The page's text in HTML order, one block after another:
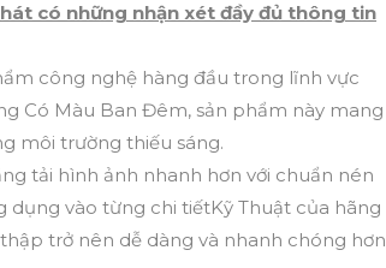
có những nhận xét đầy đủ thông tin
công nghệ hàng đầu trong lĩnh vực
Có Màu Ban Đêm, sản phẩm này mang
môi trường thiếu sáng.
tải hình ảnh nhanh hơn với chuẩn nén
dụng vào từng chi tiếtKỹ Thuật của hãng
trở nên dễ dàng và nhanh chóng hơn